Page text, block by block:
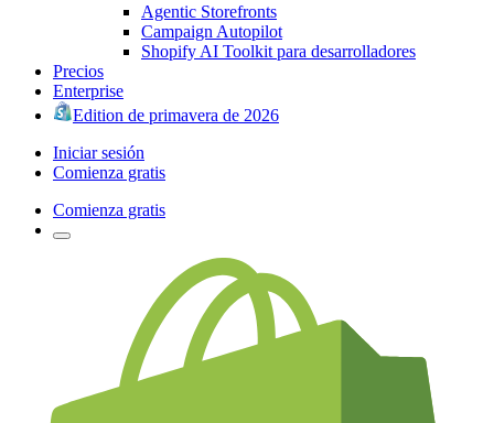
Agentic Storefronts
Campaign Autopilot
Shopify AI Toolkit para desarrolladores
Precios
Enterprise
Edition de primavera de 2026
Iniciar sesión
Comienza gratis
Comienza gratis